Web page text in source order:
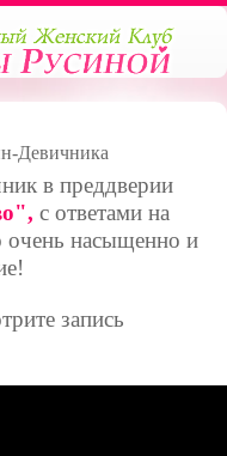
Девичника
в преддверии
с ответами на
насыщенно и
запись